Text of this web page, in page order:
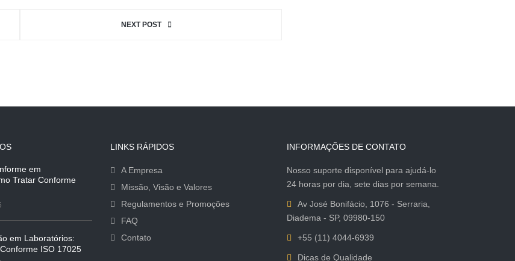
NEXT POST
em
Tratar Conforme
em Laboratórios:
ISO 17025
LINKS RÁPIDOS
A Empresa
Missão, Visão e Valores
Regulamentos e Promoções
FAQ
Contato
INFORMAÇÕES DE CONTATO
Nosso suporte disponível para ajudá-lo
24 horas por dia, sete dias por semana.
Av José Bonifácio, 1076 - Serraria,
Diadema - SP, 09980-150
+55 (11) 4044-6939
Dicas de Qualidade